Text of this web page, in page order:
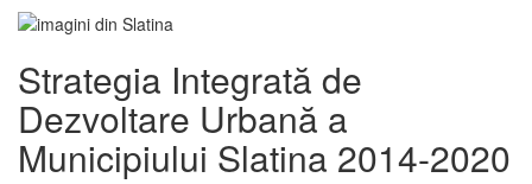
Strategia Integrată de
Dezvoltare Urbană a
Municipiului Slatina 2014-2020